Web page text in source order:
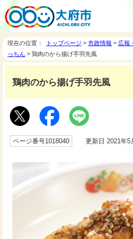
現在の位置： トップページ > 市政情報 > 広報
っちん > 鶏肉のから揚げ手羽先風
鶏肉のから揚げ手羽先風
ページ番号1018040 更新日 2021年5